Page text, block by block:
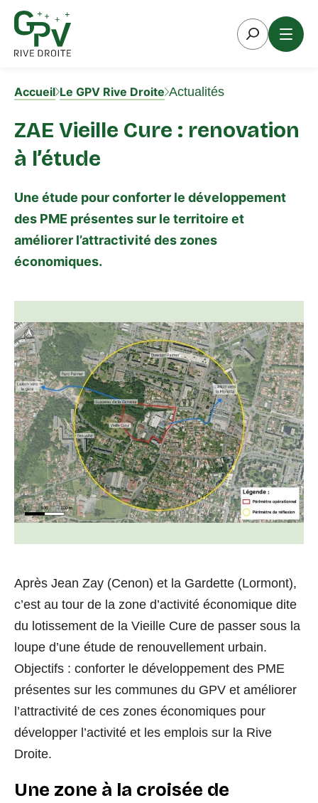
Aller
Accueil Le GPV Rive Droite Actualités
ZAE Vieille Cure : renovation
à l’étude
Une étude pour conforter le développement
des PME présentes sur le territoire et
améliorer l’attractivité des zones
économiques.
Après Jean Zay (Cenon) et la Gardette (Lormont),
c’est au tour de la zone d’activité économique dite
du lotissement de la Vieille Cure de passer sous la
loupe d’une étude de renouvellement urbain.
Objectifs : conforter le développement des PME
présentes sur les communes du GPV et améliorer
l’attractivité de ces zones économiques pour
développer l’activité et les emplois sur la Rive
Droite.
Une zone à la croisée de